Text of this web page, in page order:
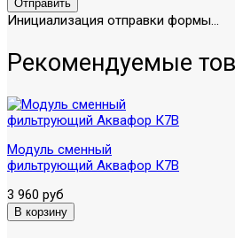
Отправить
Инициализация отправки формы...
Рекомендуемые
Модуль сменный
фильтрующий Аквафор К7В
3 960 руб